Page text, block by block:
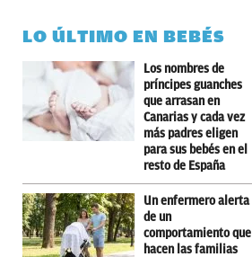
LO ÚLTIMO EN BEBÉS
Los nombres de
príncipes guanches
que arrasan en
Canarias y cada vez
más padres eligen
para sus bebés en el
resto de España
Un enfermero alerta
de un
comportamiento que
hacen las familias